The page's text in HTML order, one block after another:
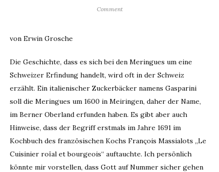
Commenton
von Erwin Grosche
Die Geschichte, dass es sich bei den Meringues um eine
Schweizer Erfindung handelt, wird oft in der Schweiz
erzählt. Ein italienischer Zuckerbäcker namens Gasparini
soll die Meringues um 1600 in Meiringen, daher der Name,
im Berner Oberland erfunden haben. Es gibt aber auch
Hinweise, dass der Begriff erstmals im Jahre 1691 im
Kochbuch des französischen Kochs François Massialots „Le
Cuisinier roïal et bourgeois“ auftauchte. Ich persönlich
könnte mir vorstellen, dass Gott auf Nummer sicher gehen